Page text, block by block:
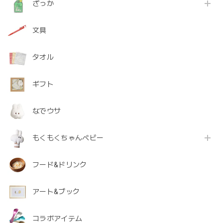
ざっか
文具
タオル
ギフト
なでウサ
もくもくちゃんベビー
フード&ドリンク
アート&ブック
コラボアイテム